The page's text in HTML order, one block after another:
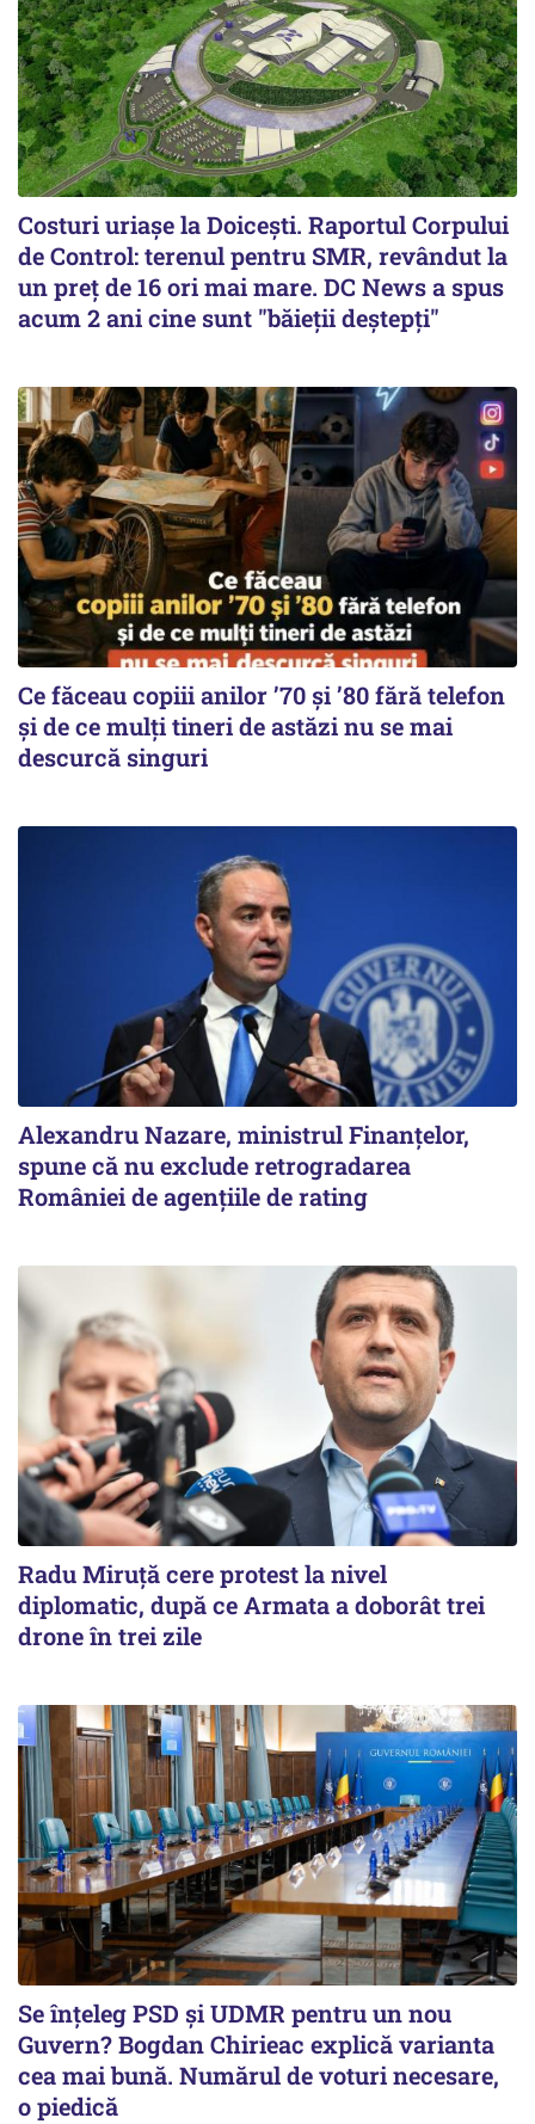
Costuri uriaşe la Doiceşti. Raportul Corpului
de Control: terenul pentru SMR, revândut la
un preţ de 16 ori mai mare. DC News a spus
acum 2 ani cine sunt "băieţii deştepţi"
Ce făceau copiii anilor ’70 și ’80 fără telefon
și de ce mulți tineri de astăzi nu se mai
descurcă singuri
Alexandru Nazare, ministrul Finanţelor,
spune că nu exclude retrogradarea
României de agenţiile de rating
Radu Miruţă cere protest la nivel
diplomatic, după ce Armata a doborât trei
drone în trei zile
Se înţeleg PSD şi UDMR pentru un nou
Guvern? Bogdan Chirieac explică varianta
cea mai bună. Numărul de voturi necesare,
o piedică